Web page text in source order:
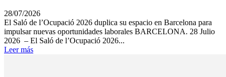
28/07/2026
El Saló de l’Ocupació 2026 duplica su espacio en Barcelona para
impulsar nuevas oportunidades laborales BARCELONA. 28 Julio
2026 – El Saló de l’Ocupació 2026...
Leer más